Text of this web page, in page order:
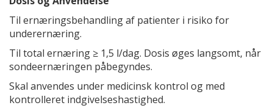
Til ernæringsbehandling af patienter i risiko for
underernæring.
Til total ernæring ≥ 1,5 l/dag. Dosis øges langsomt, når
sondeernæringen påbegyndes.
Skal anvendes under medicinsk kontrol og med
kontrolleret indgivelseshastighed.